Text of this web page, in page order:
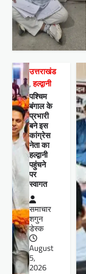
उत्तराखंड
,हल्द्वानी
पश्चिम
बंगाल के
प्रभारी
बने इस
कांग्रेस
नेता का
हल्द्वानी
पहुंचने
पर
स्वागत
समाचार
शगुन
डेस्क
August
5,
2026